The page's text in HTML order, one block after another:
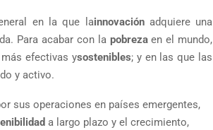
en la que lainnovaciónadquiere una
Para acabar con la pobrezaen el mundo,
efectivas ysostenibles; y en las que las
y activo.
sus operaciones en países emergentes,
a largo plazo y el crecimiento,